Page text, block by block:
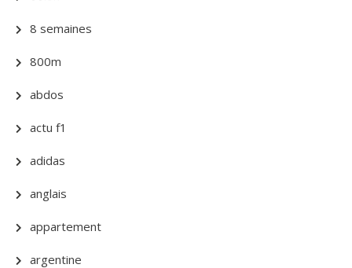
8 semaines
800m
abdos
actu f1
adidas
anglais
appartement
argentine